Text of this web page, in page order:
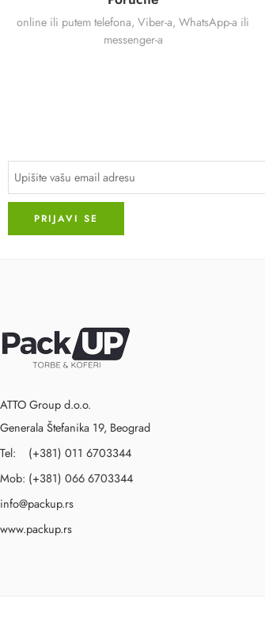
online ili putem telefona, Viber-a, WhatsApp-a ili
messenger-a
ATTO Group d.o.o.
Generala Štefanika 19, Beograd
Tel: (+381) 011 6703344
Mob: (+381) 066 6703344
info@packup.rs
www.packup.rs